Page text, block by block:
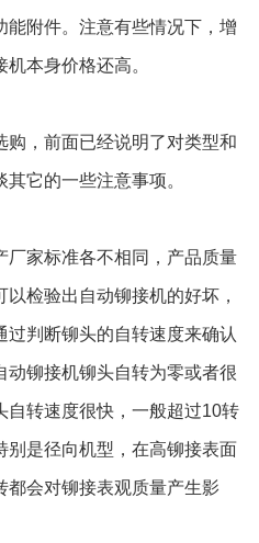
能附件。注意有些情况下，增
本身价格还高。
，前面已经说明了对类型和
它的一些注意事项。
家标准各不相同，产品质量
检验出自动铆接机的好坏，
判断铆头的自转速度来确认
动铆接机铆头自转为零或者很
自转速度很快，一般超过10转
别是径向机型，在高铆接表面
都会对铆接表观质量产生影